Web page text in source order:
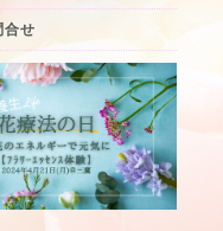
合せ